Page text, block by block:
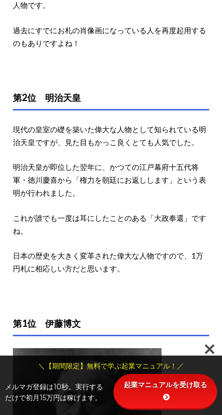
人物です。
過去にすでにお札の肖像画になっている人を再度起用する
のもありですよね！
第2位 明治天皇
現代の皇室の礎を築いた偉大な人物として知られている明
治天皇ですが、見た目もかっこ良くとても人気でした。
明治天皇が即位した翌年に、かつての江戸幕府十五代将
軍・徳川慶喜から「権力を朝廷にお返しします」という表
明が行われました。
これが誰でも一度は耳にしたことのある「大政奉還」です
ね。
日本の歴史を大きく変革された偉大な人物ですので、1万
円札に相応しい方だと思います。
第1位 伊藤博文
＼【期間限定】無料で学ぶ起業マニュアル！／
メルマガ登録は10秒。実行する
だけで初月15万円は稼げます。
起業マニュアルを受け取る